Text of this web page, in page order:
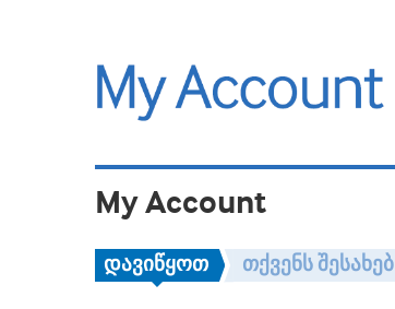
My Account
დავიწყოთ თქვენს შესახებ